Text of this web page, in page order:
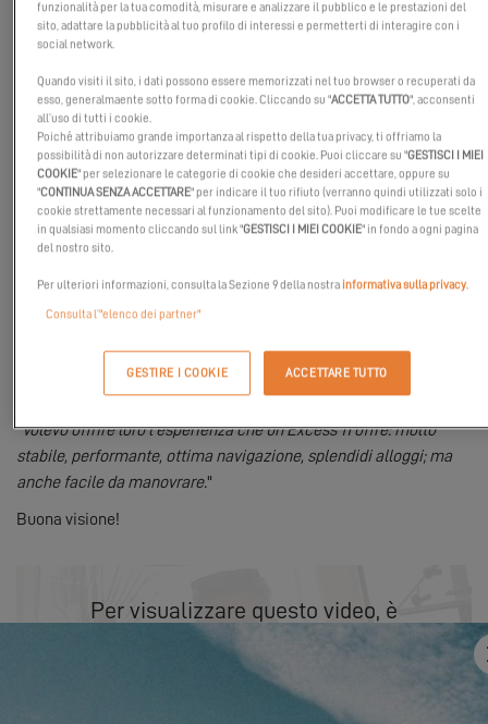
Abbiamo incontrato James Lee al Salone Nautico di Cannes
vissuto con i suoi studenti e amici durante un'uscita in mare a
Bonifacio sul suoExcess 11.
"Volevo offrire loro l'esperienza che un Excess 11 offre: molto
stabile, performante, ottima navigazione, splendidi alloggi; ma
anche facile da manovrare."
Buona visione!
Per visualizzare questo video, è
necessario innanzitutto autorizzare
l'utilizzo dei cookie di funzionalita sul
funzionalità per la tua comodità, misurare e analizzare il pubblico e le prestazioni del
sito, adattare la pubblicità al tuo profilo di interessi e permetterti di interagire con i
social network.
Quando visiti il sito, i dati possono essere memorizzati nel tuo browser o recuperati da
esso, generalmaente sotto forma di cookie. Cliccando su "ACCETTA TUTTO", acconsenti
all’uso di tutti i cookie.
Poiché attribuiamo grande importanza al rispetto della tua privacy, ti offriamo la
possibilità di non autorizzare determinati tipi di cookie. Puoi cliccare su "GESTISCI I MIEI
COOKIE" per selezionare le categorie di cookie che desideri accettare, oppure su
"CONTINUA SENZA ACCETTARE" per indicare il tuo rifiuto (verranno quindi utilizzati solo i
cookie strettamente necessari al funzionamento del sito). Puoi modificare le tue scelte
in qualsiasi momento cliccando sul link "GESTISCI I MIEI COOKIE" in fondo a ogni pagina
del nostro sito.
Per ulteriori informazioni, consulta la Sezione 9 della nostra informativa sulla privacy
Consulta l’"elenco dei partner"
GESTIRE I COOKIE ACCETTARE TUTTO